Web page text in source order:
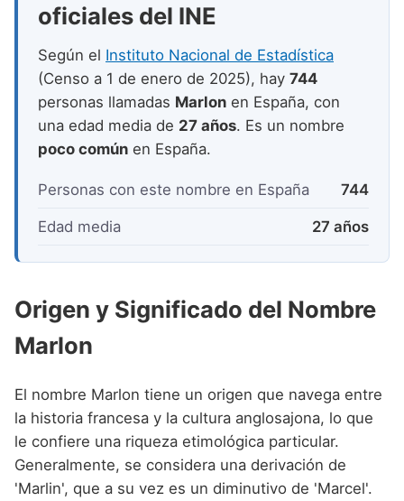
Nombres de niño que empiezan por V
Nombres de niño que empiezan por W
Nombres de niño que empiezan por X
Nombres de niño que empiezan por Y
oficiales del INE
Según el Instituto Nacional de Estadística
(Censo a 1 de enero de 2025), hay 744
personas llamadas Marlon en España, con
una edad media de 27 años. Es un nombre
poco común en España.
Personas con este nombre en España 744
Edad media 27 años
Origen y Significado del Nombre
Marlon
El nombre Marlon tiene un origen que navega entre
la historia francesa y la cultura anglosajona, lo que
le confiere una riqueza etimológica particular.
Generalmente, se considera una derivación de
'Marlin', que a su vez es un diminutivo de 'Marcel'.